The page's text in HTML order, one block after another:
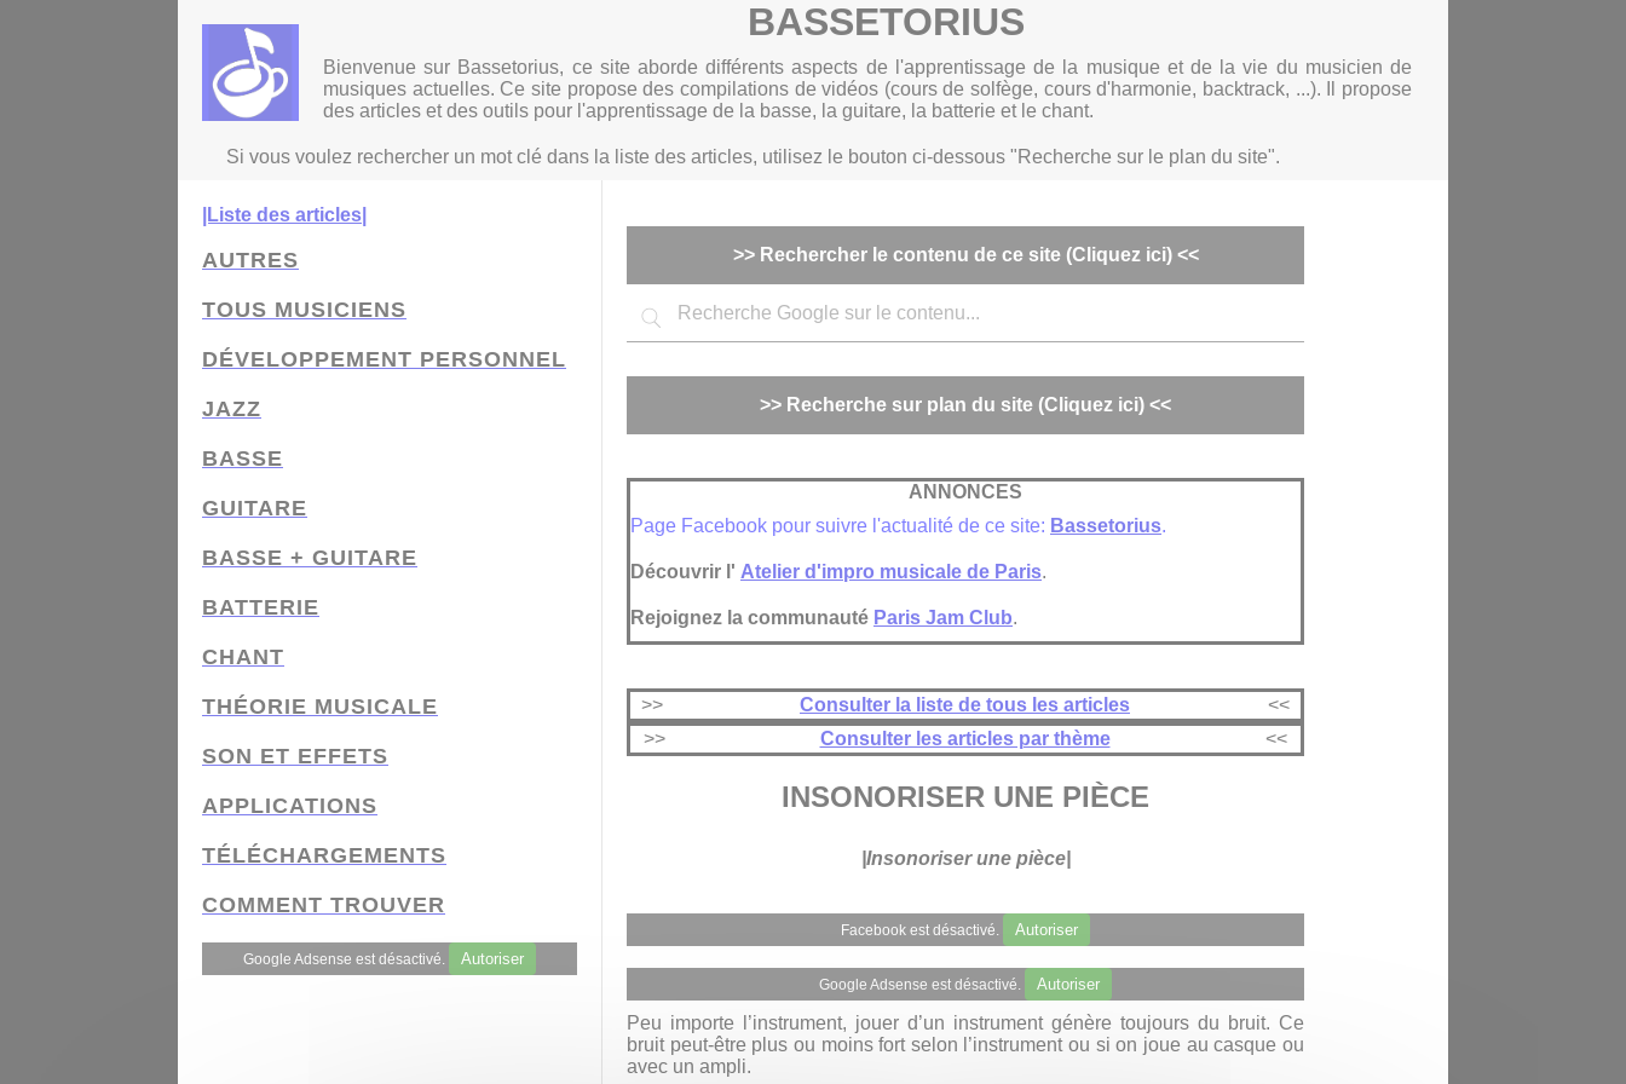
BASSETORIUS
Bienvenue sur Bassetorius, ce site aborde différents aspects de l'apprentissage de la musique et de la vie du musicien de
musiques actuelles. Ce site propose des compilations de vidéos (cours de solfège, cours d'harmonie, backtrack, ...). Il propose
des articles et des outils pour l'apprentissage de la basse, la guitare, la batterie et le chant.
Si vous voulez rechercher un mot clé dans la liste des articles, utilisez le bouton ci-dessous "Recherche sur le plan du site".
|Liste des articles|
AUTRES
TOUS MUSICIENS
DÉVELOPPEMENT PERSONNEL
JAZZ
BASSE
GUITARE
BASSE + GUITARE
BATTERIE
CHANT
THÉORIE MUSICALE
SON ET EFFETS
APPLICATIONS
TÉLÉCHARGEMENTS
COMMENT TROUVER
Google Adsense est désactivé. Autoriser
>> Rechercher le contenu de ce site (Cliquez ici) <<
>> Recherche sur plan du site (Cliquez ici) <<
ANNONCES
Page Facebook pour suivre l'actualité de ce site: Bassetorius.
Découvrir l' Atelier d'impro musicale de Paris.
Rejoignez la communauté Paris Jam Club.
>> Consulter la liste de tous les articles
<<
>>
Consulter les articles par thème <<
INSONORISER UNE PIÈCE
|Insonoriser une pièce|
Facebook est désactivé. Autoriser
Google Adsense est désactivé. Autoriser
Peu importe l’instrument, jouer d’un instrument génère toujours du bruit. Ce
bruit peut-être plus ou moins fort selon l’instrument ou si on joue au casque ou
avec un ampli.